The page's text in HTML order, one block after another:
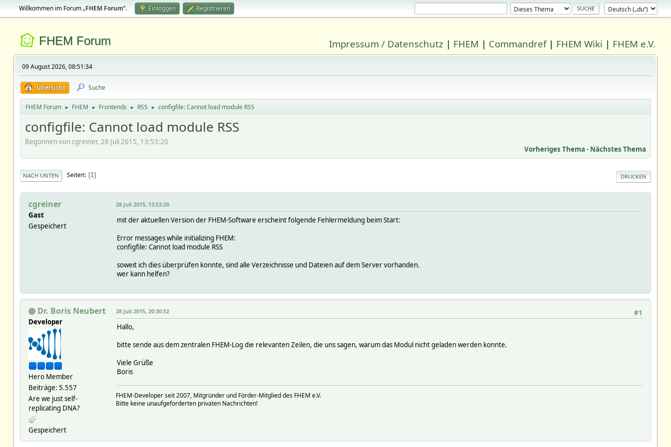
Willkommen im Forum „FHEM Forum“. Einloggen Registrieren
FHEM Forum Impressum / Datenschutz | FHEM | Commandref| FHEM Wiki | FHEM e.V.
09 August 2026, 08:51:34
Übersicht Suche
FHEM Forum ► FHEM ► Frontends ► RSS ► configfile: Cannot load module RSS
configfile: Cannot load module RSS
Begonnen von cgreiner, 28 Juli 2015, 13:53:20
Vorheriges Thema - Nächstes Thema
DRUCKEN
NACH UNTEN Seiten 1
cgreiner
Gast
Gespeichert
28 Juli 2015, 13:53:20
mit der aktuellen Version der FHEM-Software erscheint folgende Fehlermeldung beim Start:
Error messages while initializing FHEM:
configfile: Cannot load module RSS
soweit ich dies überprüfen konnte, sind alle Verzeichnisse und Dateien auf dem Server vorhanden.
wer kann helfen?
Dr. Boris Neubert
Developer
Hero Member
Beiträge: 5.557
Are we just self-
replicating DNA?
Gespeichert
#1
28 Juli 2015, 20:30:52
Hallo,
bitte sende aus dem zentralen FHEM-Log die relevanten Zeilen, die uns sagen, warum das Modul nicht geladen werden konnte.
Viele Grüße
Boris
FHEM-Developer seit 2007, Mitgründer und Förder-Mitglied des FHEM e.V.
Bitte keine unaufgeforderten privaten Nachrichten!